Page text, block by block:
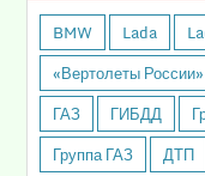
BMW Lada
«Вертолеты России»
ГАЗ
ГИБДД
Группа ГАЗ
ДТП